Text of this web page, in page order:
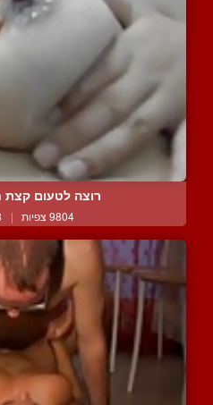
רוצה לטעום
9804 צפיות |
3